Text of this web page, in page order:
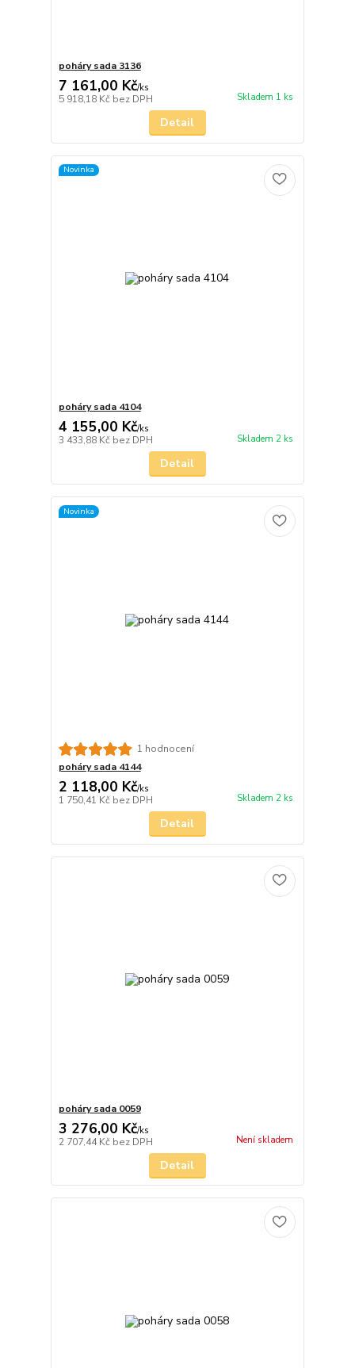
poháry sada 3136
7 161,00 Kč/ks
5 918,18 Kč bez DPH Skladem 1 ks
Detail
Novinka
poháry sada 4104
4 155,00 Kč/ks
3 433,88 Kč bez DPH Skladem 2 ks
Detail
Novinka
1 hodnocení
poháry sada 4144
2 118,00 Kč/ks
1 750,41 Kč bez DPH Skladem 2 ks
Detail
poháry sada 0059
3 276,00 Kč/ks
2 707,44 Kč bez DPH Není skladem
Detail